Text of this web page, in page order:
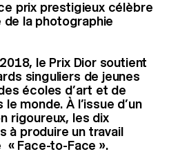
prix prestigieux célèbre
de la photographie
le Prix Dior soutient
singuliers de jeunes
écoles d’art et de
monde. À l’issue d’un
rigoureux, les dix
à produire un travail
« Face-to-Face ».